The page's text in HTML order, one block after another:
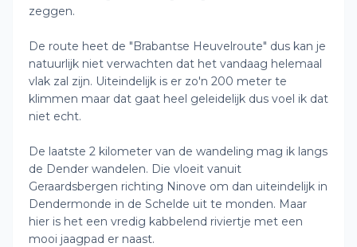
zeggen.
De route heet de "Brabantse Heuvelroute" dus kan je
natuurlijk niet verwachten dat het vandaag helemaal
vlak zal zijn. Uiteindelijk is er zo'n 200 meter te
klimmen maar dat gaat heel geleidelijk dus voel ik dat
niet echt.
De laatste 2 kilometer van de wandeling mag ik langs
de Dender wandelen. Die vloeit vanuit
Geraardsbergen richting Ninove om dan uiteindelijk in
Dendermonde in de Schelde uit te monden. Maar
hier is het een vredig kabbelend riviertje met een
mooi jaagpad er naast.